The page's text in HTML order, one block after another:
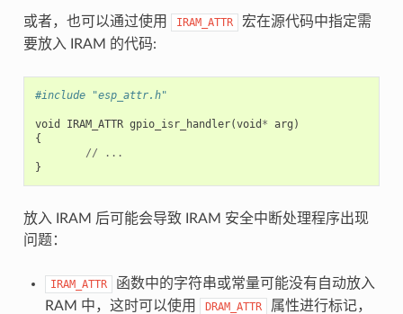
或者，也可以通过使用 IRAM_ATTR
宏在源代码中指定需
要放入 IRAM 的代码:
#include "esp_attr.h"
void IRAM_ATTR gpio_isr_handler(void * arg )
{
//
...
}
放入 IRAM 后可能会导致 IRAM 安全中断处理程序出现
问题：
IRAM_ATTR
函数中的字符串或常量可能没有自动放入
RAM 中，这时可以使用
DRAM_ATTR
属性进行标记，